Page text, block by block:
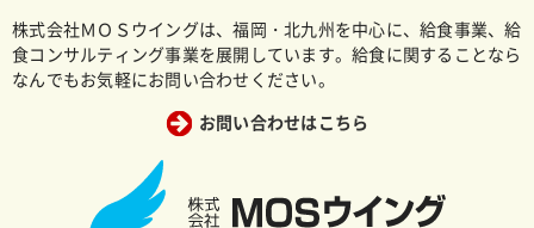
株式会社ＭＯＳウイングは、福岡・北九州を中心に、給食事業、給
食コンサルティング事業を展開しています。給食に関することなら
なんでもお気軽にお問い合わせください。
お問い合わせはこちら